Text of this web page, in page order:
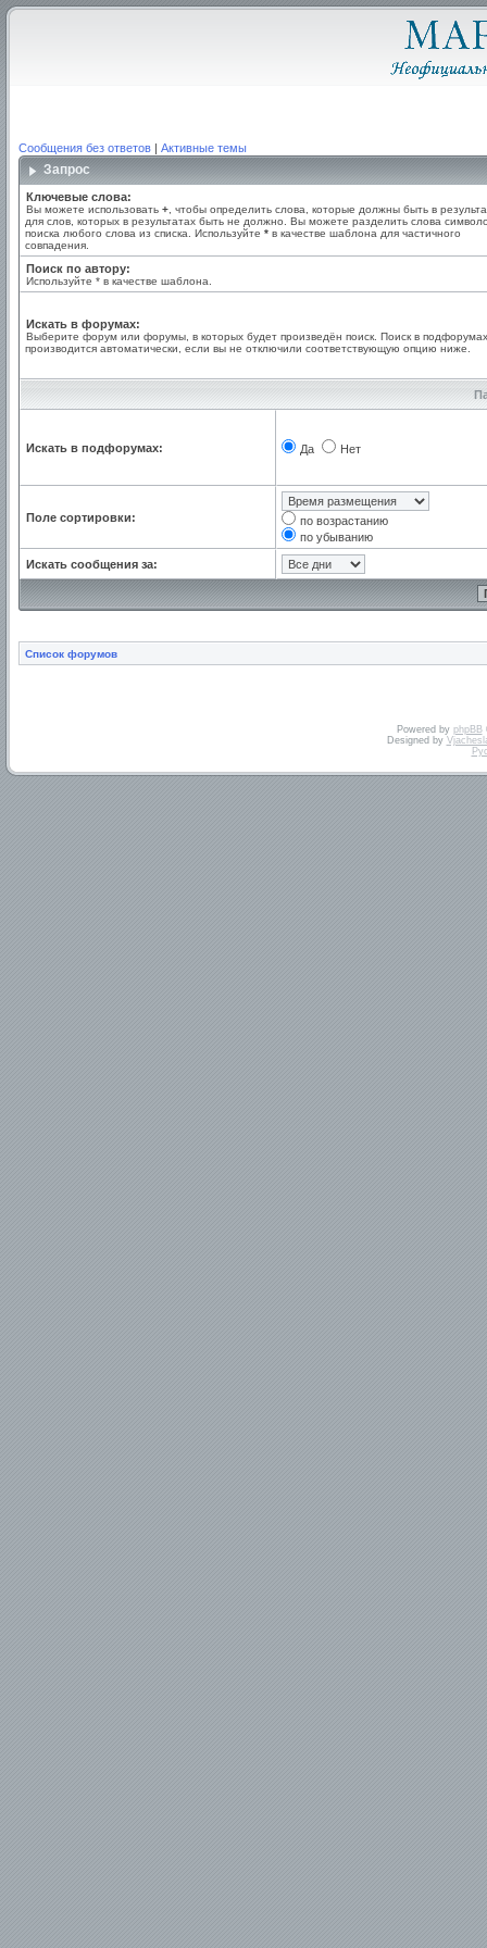
Сообщения без ответов | Активные темы
Запрос
Ключевые слова:
Вы можете использовать + , чтобы определить слова, которые должны быть в
для слов, которых в результатах быть не должно. Вы можете разделить слова
поиска любого слова из списка. Используйте * в качестве шаблона для частичного
совпадения.
Поиск по автору:
Используйте * в качестве шаблона.
Искать в форумах:
Выберите форум или форумы, в которых будет произведён поиск. Поиск в подфорумах
производится автоматически, если вы не отключили соответствующую опцию ниже.
Искать в подфорумах: Да Нет
Поле сортировки:
по возрастанию
по убыванию
Искать сообщения за:
Список форумов
Powered by phpBB
Designed by